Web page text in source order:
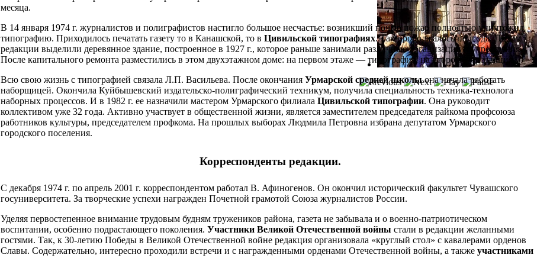
месяца.
В 14 января 1974 г. журналистов и полиграфистов настигло большое несчастье: возникший ночью пожар полностью уничтожил
типографию. Приходилось печатать газету то в Канашской, то вЦивильской типографиях. Так продолжалось полгода. Потом
редакции выделили деревянное здание, построенное в 1927 г., которое раньше занимали различные организации и учреждения.
После капитального ремонта разместились в этом двухэтажном доме: на первом этаже — типография, на втором — редакция.
Всю свою жизнь с типографией связала Л.П. Васильева. После окончанияУрмарской средней школыона начала работать
наборщицей. Окончила Куйбышевский издательско-полиграфический техникум, получила специальность техника-технолога
наборных процессов. И в 1982 г. ее назначили мастером Урмарского филиалаЦивильской типографии. Она руководит
коллективом уже 32 года. Активно участвует в общественной жизни, является заместителем председателя райкома профсоюза
работников культуры, председателем профкома. На прошлых выборах Людмила Петровна избрана депутатом Урмарского
городского поселения.
Корреспонденты редакции.
С декабря 1974 г. по апрель 2001 г. корреспондентом работал В. Афиногенов. Он окончил исторический факультет Чувашского
госуниверситета. За творческие успехи награжден Почетной грамотой Союза журналистов России.
Уделяя первостепенное внимание трудовым будням тружеников района, газета не забывала и о военно-патриотическом
воспитании, особенно подрастающего поколения.Участники Великой Отечественной войны стали в редакции желанными
гостями. Так, к 30-летию Победы в Великой Отечественной войне редакция организовала «круглый стол» с кавалерами орденов
Славы. Содержательно, интересно проходили встречи и с награжденными орденами Отечественной войны, а такжеучастниками